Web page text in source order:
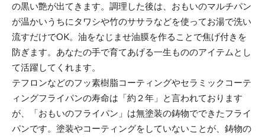
の黒い艶が出てきます。調理した後は、おもいのマルチパン
が温かいうちにタワシや竹のササラなどを使ってお湯で洗い
流すだけでOK。油をなじませ油膜を作ることで焦げ付きを
防ぎます。あなたの手で育てあげる一生もののアイテムとし
て活躍してくれます。
テフロンなどのフッ素樹脂コーティングやセラミックコーテ
ィングフライパンの寿命は「約２年」と言われております
が、「おもいのフライパン」は無塗装の鋳物でできたフライ
パンです。塗装やコーティングをしていないことが、鋳物の